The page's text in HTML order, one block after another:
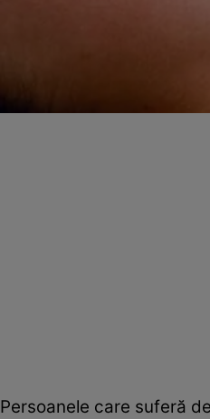
Persoanele care suferă